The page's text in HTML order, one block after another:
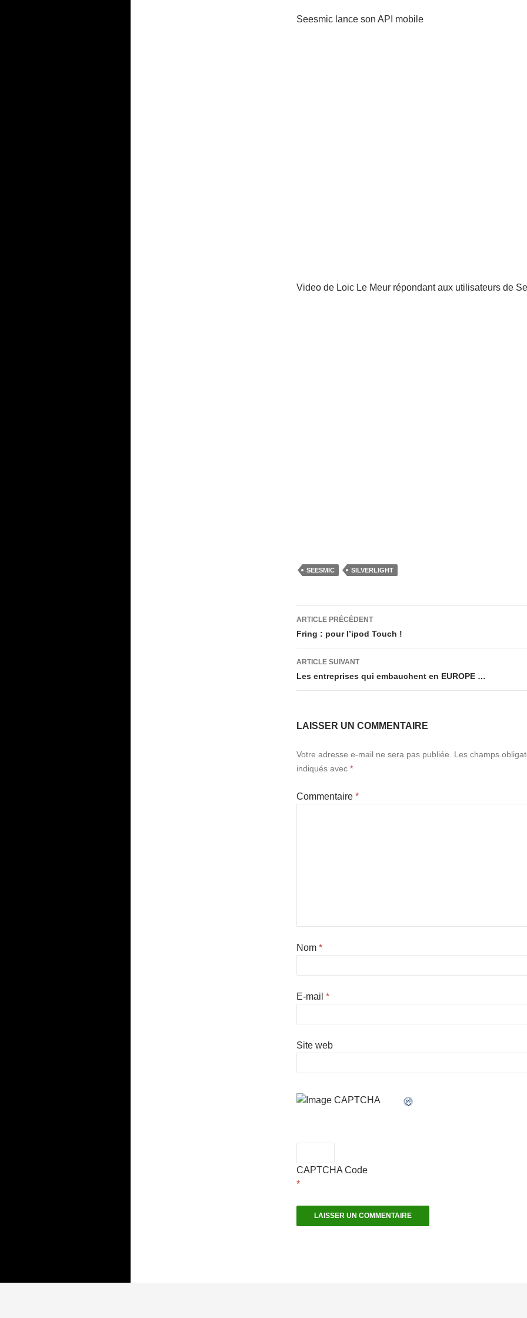
Seesmic lance son API mobile
Video de Loic Le Meur répondant aux utilisateurs de
SEESMIC SILVERLIGHT
Navigation
des
articles
ARTICLE PRÉCÉDENT
Fring : pour l’ipod Touch !
ARTICLE SUIVANT
Les entreprises qui embauchent en EUROPE …
LAISSER UN COMMENTAIRE
Votre adresse e-mail ne sera pas publiée.
Les champs
indiqués avec *
Commentaire *
Nom *
E-mail *
Site web
CAPTCHA Code
*